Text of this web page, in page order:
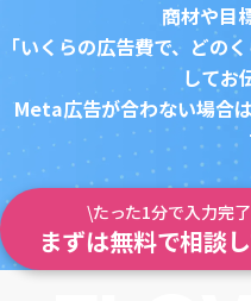
商材や目
「いくらの広告費で、どの
してお
Meta広告が合わない場合
\たった1分で入力完
まずは無料で相談